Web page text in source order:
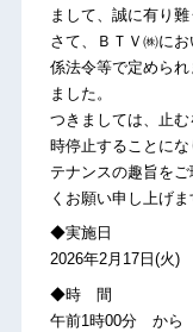
まして、誠に有り難
さて、ＢＴＶ㈱に
係法令等で定めら
ました。
つきましては、止
時停止することに
テナンスの趣旨を
くお願い申し上げま
◆実施日
2026年2月17日(火)
◆時 間
午前1時00分 から